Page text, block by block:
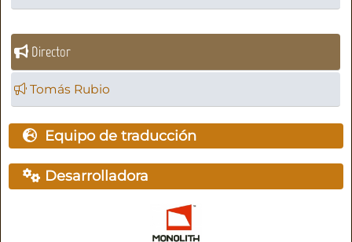
Director
Tomás Rubio
Equipo de traducción
Desarrolladora